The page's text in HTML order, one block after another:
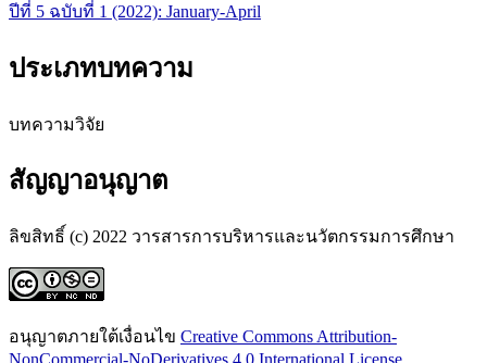
ปีที่ 5 ฉบับที่ 1 (2022): January-April
ประเภทบทความ
บทความวิจัย
สัญญาอนุญาต
ลิขสิทธิ์ (c) 2022 วารสารการบริหารและนวัตกรรมการศึกษา
อนุญาตภายใต้เงื่อนไข Creative Commons Attribution-